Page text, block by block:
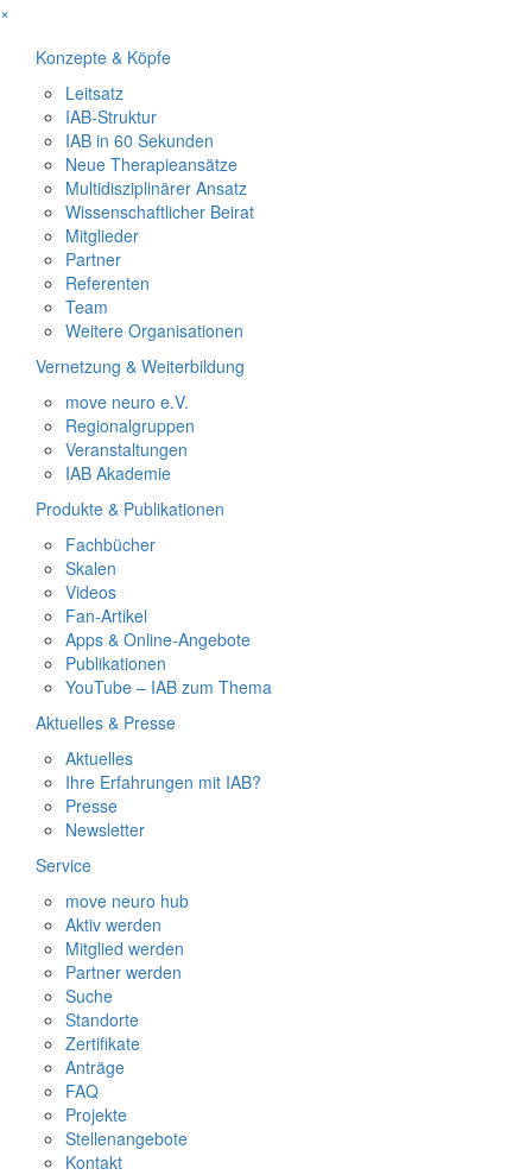
×
Konzepte & Köpfe
Leitsatz
IAB-Struktur
IAB in 60 Sekunden
Neue Therapieansätze
Multidisziplinärer Ansatz
Wissenschaftlicher Beirat
Mitglieder
Partner
Referenten
Team
Weitere Organisationen
Vernetzung & Weiterbildung
move neuro e.V.
Regionalgruppen
Veranstaltungen
IAB Akademie
Produkte & Publikationen
Fachbücher
Skalen
Videos
Fan-Artikel
Apps & Online-Angebote
Publikationen
YouTube – IAB zum Thema
Aktuelles & Presse
Aktuelles
Ihre Erfahrungen mit IAB?
Presse
Newsletter
Service
move neuro hub
Aktiv werden
Mitglied werden
Partner werden
Suche
Standorte
Zertifikate
Anträge
FAQ
Projekte
Stellenangebote
Kontakt